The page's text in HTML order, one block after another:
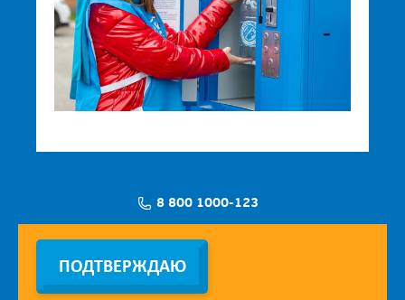
8 800 1000-123
Заявка на установку
ПОДТВЕРЖДАЮ